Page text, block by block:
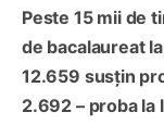
Peste 15 mii de
de bacalaureat
12.659 susțin
2.692 – proba la